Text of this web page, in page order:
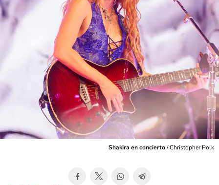
Shakira en concierto/Christopher Polk